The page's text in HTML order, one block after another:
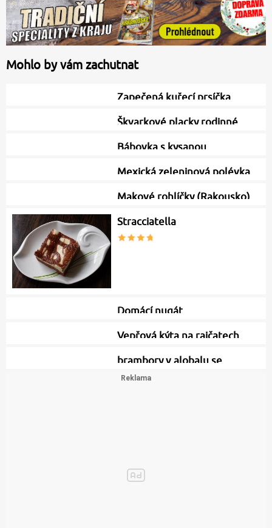
Mohlo by vám zachutnat
Zapečená kuřecí prsíčka
Škvarkové placky rodinné
Bábovka s kysanou
Mexická zeleninová polévka
Makové rohlíčky (Rakousko)
Stracciatella
Domácí nugát
Vepřová kýta na rajčatech
brambory v alobalu se
zakysanou…